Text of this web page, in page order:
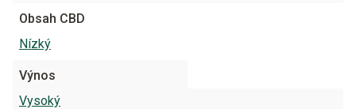
Obsah CBD
Nízký
Výnos
Vysoký